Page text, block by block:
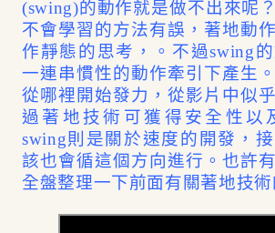
(swing)的動作就是做不出來呢
不會學習的方法有誤，著地動
作靜態的思考，。不過swing
一連串慣性的動作牽引下產生
從哪裡開始發力，從影片中似
過著地技術可獲得安全性以
swing則是關於速度的開發，
該也會循這個方向進行。也許
全盤整理一下前面有關著地技術